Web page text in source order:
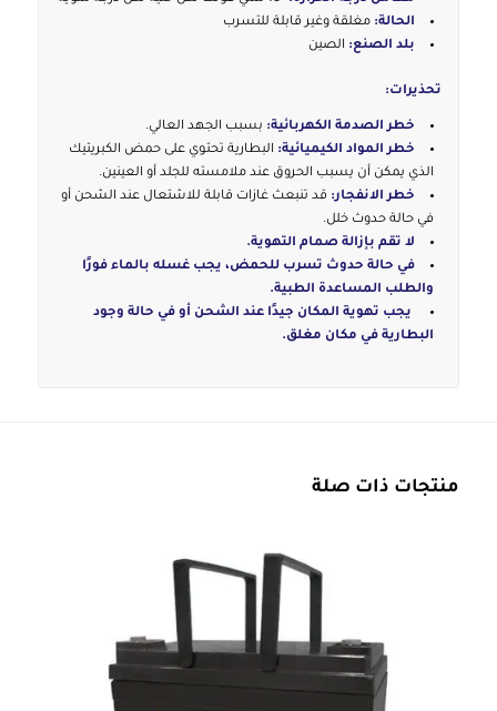
الحالة: مغلقة وغير قابلة للتسرب
بلد الصنع: الصين
تحذيرات:
خطر الصدمة الكهربائية: بسبب الجهد العالي.
خطر المواد الكيميائية: البطارية تحتوي على حمض الكبريتيك
الذي يمكن أن يسبب الحروق عند ملامسته للجلد أو العينين.
خطر الانفجار: قد تنبعث غازات قابلة للاشتعال عند الشحن أو
في حالة حدوث خلل.
لا تقم بإزالة صمام التهوية.
في حالة حدوث تسرب للحمض، يجب غسله بالماء فورًا
والطلب المساعدة الطبية.
يجب تهوية المكان جيدًا عند الشحن أو في حالة وجود
البطارية في مكان مغلق.
منتجات ذات صلة